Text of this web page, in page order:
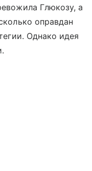
Глюкозу, а
оправдан
Однако идея